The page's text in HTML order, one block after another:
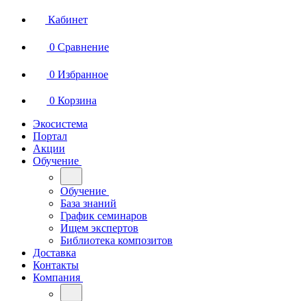
Кабинет
0 Сравнение
0 Избранное
0 Корзина
Экосистема
Портал
Акции
Обучение
Обучение
База знаний
График семинаров
Ищем экспертов
Библиотека композитов
Доставка
Контакты
Компания